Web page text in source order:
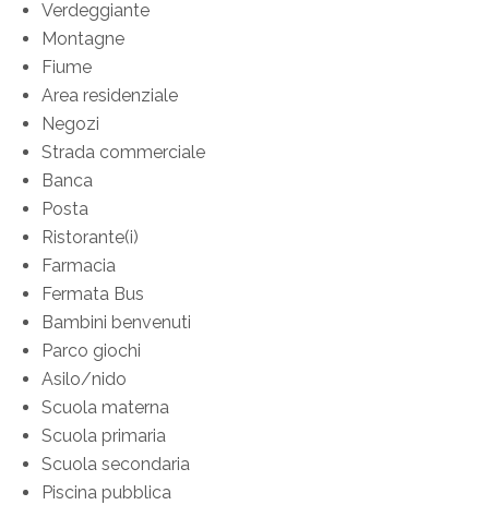
Verdeggiante
Montagne
Fiume
Area residenziale
Negozi
Strada commerciale
Banca
Posta
Ristorante(i)
Farmacia
Fermata Bus
Bambini benvenuti
Parco giochi
Asilo/nido
Scuola materna
Scuola primaria
Scuola secondaria
Piscina pubblica